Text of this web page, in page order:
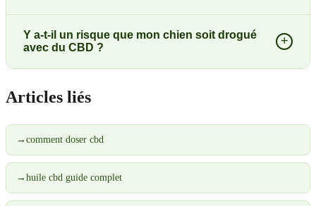
Y a-t-il un risque que mon chien soit drogué
avec du CBD ?
+
Articles liés
→ comment doser cbd
→ huile cbd guide complet